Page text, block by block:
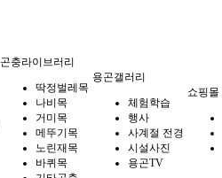
곤충라이브러리
딱정벌레목
나비목
거미목
메뚜기목
노린재목
바퀴목
용곤갤러리
체험학습
행사
사계절 전경
시설사진
용곤TV
쇼핑몰